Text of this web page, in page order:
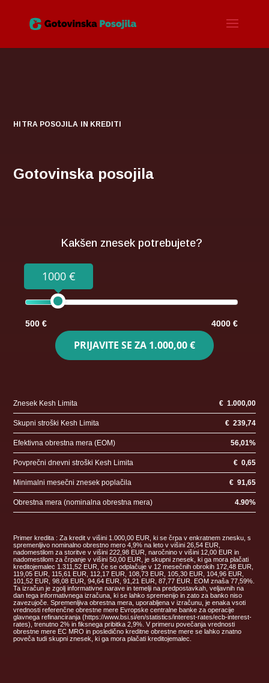
HITRA POSOJILA IN KREDITI
Gotovinska posojila
Kakšen znesek potrebujete?
1000 €
500 € 4000 €
PRIJAVITE SE ZA 1.000,00 €
Znesek Kesh Limita € 1.000,00
Skupni stroški Kesh Limita € 239,74
Efektivna obrestna mera (EOM) 56,01%
Povprečni dnevni stroški Kesh Limita € 0,65
Minimalni mesečni znesek poplačila € 91,65
Obrestna mera (nominalna obrestna mera) 4.90%
Primer kredita : Za kredit v višini 1.000,00 EUR, ki se črpa v enkratnem znesku, s
spremenljivo nominalno obrestno mero 4,9% na leto v višini 26,54 EUR,
nadomestilom za storitve v višini 222,98 EUR, naročnino v višini 12,00 EUR in
nadomestilom za črpanje v višini 50,00 EUR, je skupni znesek, ki ga mora plačati
kreditojemalec 1.311,52 EUR, če se odplačuje v 12 mesečnih obrokih 172,48 EUR,
119,05 EUR, 115,61 EUR, 112,17 EUR, 108,73 EUR, 105,30 EUR, 104,96 EUR,
101,52 EUR, 98,08 EUR, 94,64 EUR, 91,21 EUR, 87,77 EUR. EOM znaša 77,59%.
Ta izračun je zgolj informativne narave in temelji na predpostavkah, veljavnih na
dan tega informativnega izračuna, ki se lahko spremenijo in zato za banko niso
zavezujoče. Spremenljiva obrestna mera, uporabljena v izračunu, je enaka vsoti
vrednosti referenčne obrestne mere Evropske centralne banke za operacije
glavnega refinanciranja (https://www.bsi.si/en/statistics/interest-rates/ecb-interest-
rates), trenutno 2% in fiksnega pribitka 2,9%. V primeru povečanja vrednosti
obrestne mere EC MRO in posledično kreditne obrestne mere se lahko znatno
poveča tudi skupni znesek, ki ga mora plačati kreditojemalec.